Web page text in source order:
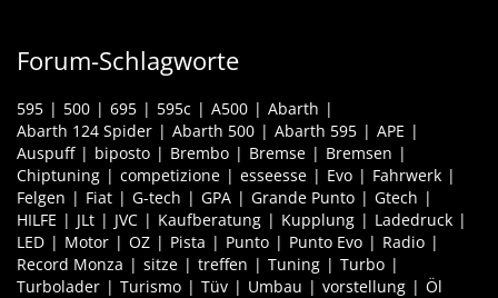
Forum-Schlagworte
595 500 695 595c A500
Abarth
Abarth 124 Spider
Abarth 500 Abarth 595
APE
Auspuff
biposto Brembo Bremse
Bremsen
Chiptuning
competizione esseesse Evo
Fahrwerk
Felgen
Fiat G-tech GPA Grande Punto
Gtech
HILFE
JLt JVC Kaufberatung Kupplung
Ladedruck
LED
Motor OZ Pista Punto Punto Evo
Radio
Record Monza
sitze treffen Tuning
Turbo
Turbolader
Turismo Tüv Umbau vorstellung Öl